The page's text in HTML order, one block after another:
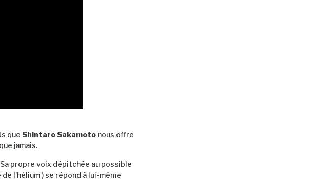
que Shintaro Sakamoto nous offre
jamais.
propre voix dépitchée au possible
l’hélium ) se répond à lui-même